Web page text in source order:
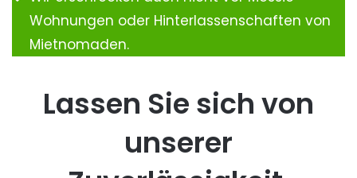
Wohnungen oder Hinterlassenschaften von
Mietnomaden.
Lassen Sie sich von
unserer